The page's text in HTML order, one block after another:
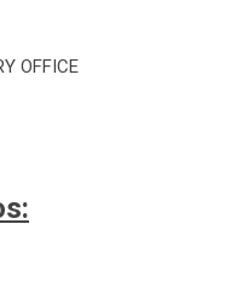
OFFICE